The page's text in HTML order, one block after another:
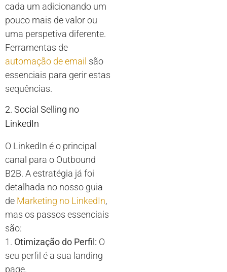
cada um adicionando um
pouco mais de valor ou
uma perspetiva diferente.
Ferramentas de
automação de email são
essenciais para gerir estas
sequências.
2. Social Selling no
LinkedIn
O LinkedIn é o principal
canal para o Outbound
B2B. A estratégia já foi
detalhada no nosso guia
de Marketing no LinkedIn,
mas os passos essenciais
são:
1. Otimização do Perfil: O
seu perfil é a sua landing
page.